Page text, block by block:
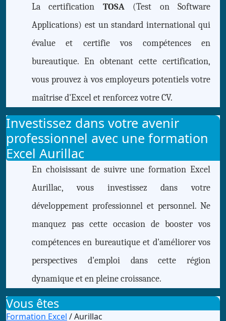
La certification TOSA(Test on Software
Applications) est un standard international qui
évalue et certifie vos compétences en
bureautique. En obtenant cette certification,
vous prouvez à vos employeurs potentiels votre
maîtrise d'Excel et renforcez votre CV.
Investissez dans votre avenir
professionnel avec une formation
Excel Aurillac
En choisissant de suivre une formation Excel
Aurillac, vous investissez dans votre
développement professionnel et personnel. Ne
manquez pas cette occasion de booster vos
compétences en bureautique et d'améliorer vos
perspectives d'emploi dans cette région
dynamique et en pleine croissance.
Vous êtes
Formation Excel / Aurillac